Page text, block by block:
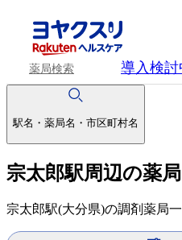
薬局検索 導入検討
駅名・薬局名・市区町村名
宗太郎駅周辺の薬局
宗太郎駅(大分県)の調剤薬局